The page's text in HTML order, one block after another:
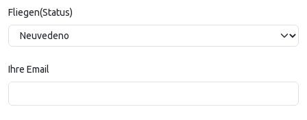
Fliegen(Status)
Ihre Email